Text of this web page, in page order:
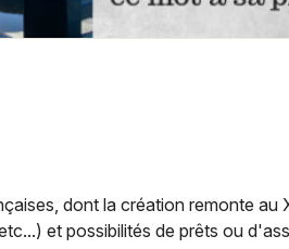
événements
& salons
Marseille
dont la création remonte au
et possibilités de prêts ou
moi
Aujourd'hui